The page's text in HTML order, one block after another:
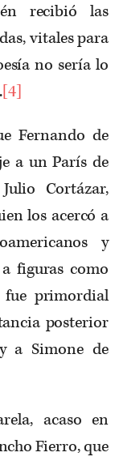
recibió las
vitales para
no sería lo
[4]
Fernando de
a un París de
Cortázar,
los acercó a
y
figuras como
fue primordial
posterior
a Simone de
acaso en
Fierro, que